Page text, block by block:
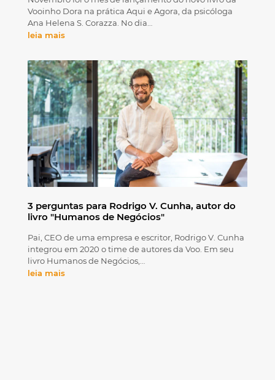
Vooinho Dora na prática Aqui e Agora, da psicóloga
Ana Helena S. Corazza. No dia…
leia mais
3 perguntas para Rodrigo V. Cunha, autor do
livro "Humanos de Negócios"
Pai, CEO de uma empresa e escritor, Rodrigo V. Cunha
integrou em 2020 o time de autores da Voo. Em seu
livro Humanos de Negócios,…
leia mais